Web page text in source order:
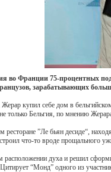
во Франции 75-процентных
зарабатывающих
купил себе дом в
только Бельгия, по мнению
ресторане ”Ле бьян десиде“,
что-то вроде прощального
расположении духа и решил
“Монд” одного из